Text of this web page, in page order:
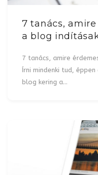
7 tanács,
a blog
7 tanács, amire
Írni mindenki tud,
blog kering a…